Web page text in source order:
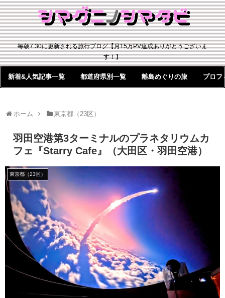
毎朝7:30に更新される旅行ブログ【月15万PV達成ありがとうございま
す！】
新着&人気記事一覧 都道府県別一覧 離島めぐりの旅 プロフ
ホーム 東京都（23区）
羽田空港第3ターミナルのプラネタリウムカ
フェ『Starry Cafe』（大田区・羽田空港）
東京都（23区）